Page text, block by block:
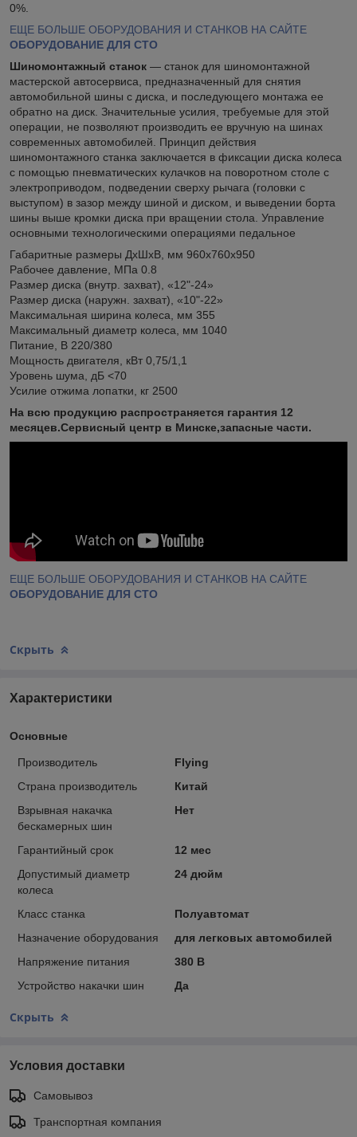
0%.
ЕЩЕ БОЛЬШЕ ОБОРУДОВАНИЯ И СТАНКОВ НА САЙТЕ
ОБОРУДОВАНИЕ ДЛЯ СТО
Шиномонтажный станок — станок для шиномонтажной
мастерской автосервиса, предназначенный для снятия
автомобильной шины с диска, и последующего монтажа ее
обратно на диск. Значительные усилия, требуемые для этой
операции, не позволяют производить ее вручную на шинах
современных автомобилей. Принцип действия
шиномонтажного станка заключается в фиксации диска колеса
с помощью пневматических кулачков на поворотном столе с
электроприводом, подведении сверху рычага (головки с
выступом) в зазор между шиной и диском, и выведении борта
шины выше кромки диска при вращении стола. Управление
основными технологическими операциями педальное
Габаритные размеры ДхШхВ, мм 960х760х950
Рабочее давление, МПа 0.8
Размер диска (внутр. захват), «12"-24»
Размер диска (наружн. захват), «10"-22»
Максимальная ширина колеса, мм 355
Максимальный диаметр колеса, мм 1040
Питание, В 220/380
Мощность двигателя, кВт 0,75/1,1
Уровень шума, дБ <70
Усилие отжима лопатки, кг 2500
На всю продукцию распространяется гарантия 12
месяцев.Сервисный центр в Минске,запасные части.
ЕЩЕ БОЛЬШЕ ОБОРУДОВАНИЯ И СТАНКОВ НА САЙТЕ
ОБОРУДОВАНИЕ ДЛЯ СТО
Скрыть
Характеристики
Основные
Производитель
Flying
Страна производитель
Китай
Взрывная накачка
бескамерных шин
Нет
Гарантийный срок
12 мес
Допустимый диаметр
колеса
24 дюйм
Класс станка
Полуавтомат
Назначение оборудования
для легковых автомобилей
Напряжение питания
380 В
Устройство накачки шин
Да
Скрыть
Условия доставки
Самовывоз
Транспортная компания